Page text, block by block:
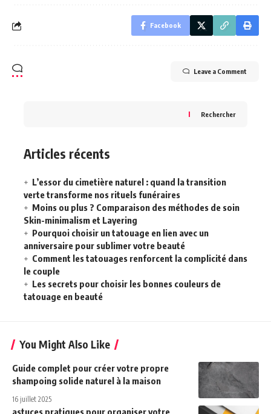
Facebook
Leave a Comment
Rechercher
Articles récents
L’essor du cimetière naturel : quand la transition
verte transforme nos rituels funéraires
Moins ou plus ? Comparaison des méthodes de soin
Skin-minimalism et Layering
Pourquoi choisir un tatouage en lien avec un
anniversaire pour sublimer votre beauté
Comment les tatouages renforcent la complicité dans
le couple
Les secrets pour choisir les bonnes couleurs de
tatouage en beauté
You Might Also Like
Guide complet pour créer votre propre
shampoing solide naturel à la maison
16 juillet 2025
astuces pratiques pour organiser votre